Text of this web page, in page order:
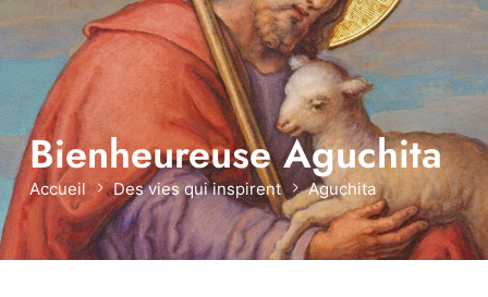
Bienheureuse Aguchita
Accueil Des vies qui inspirent Aguchita